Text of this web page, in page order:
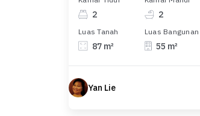
2 2
Luas Tanah
87 m²
Luas Bangunan
55 m²
Yan Lie